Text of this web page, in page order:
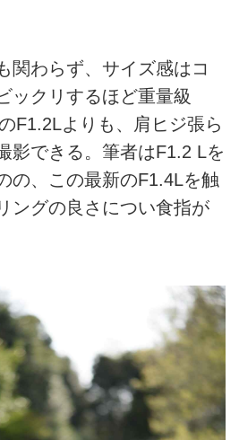
関わらず、サイズ感はコ
ックリするほど重量級
F1.2Lよりも、肩ヒジ張ら
影できる。筆者はF1.2 Lを
の、この最新のF1.4Lを触
ングの良さについ食指が